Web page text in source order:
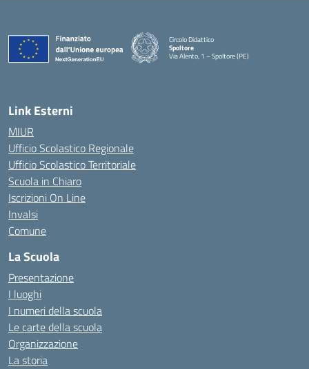
Circolo Didattico
Spoltore
Via Alento, 1 – Spoltore (PE)
— Visita la pagina iniziale della scuola
Link Esterni
MIUR
Ufficio Scolastico Regionale
Ufficio Scolastico Territoriale
Scuola in Chiaro
Iscrizioni On Line
Invalsi
Comune
La Scuola
Presentazione
I luoghi
I numeri della scuola
Le carte della scuola
Organizzazione
La storia